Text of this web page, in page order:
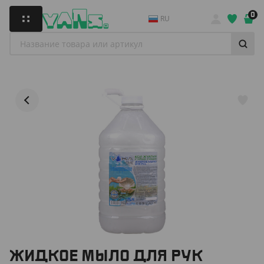
RU 0
ЖИДКОЕ МЫЛО ДЛЯ РУК